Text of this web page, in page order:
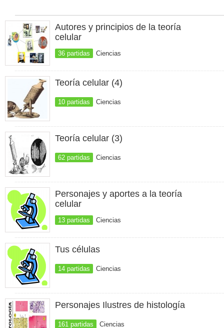
Autores y principios de la teoría
celular
36 partidas Ciencias
Teoría celular (4)
10 partidas Ciencias
Teoría celular (3)
62 partidas Ciencias
Personajes y aportes a la teoría
celular
13 partidas Ciencias
Tus células
14 partidas Ciencias
Personajes Ilustres de histología
161 partidas Ciencias